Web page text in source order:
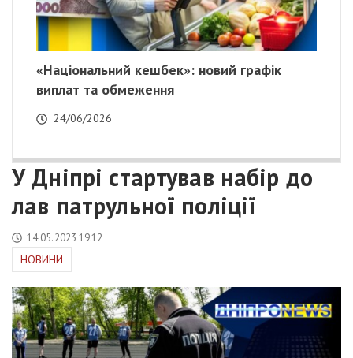
«Національний кешбек»: новий графік
виплат та обмеження
24/06/2026
У Дніпрі стартував набір до
лав патрульної поліції
14.05.2023 19:12
НОВИНИ